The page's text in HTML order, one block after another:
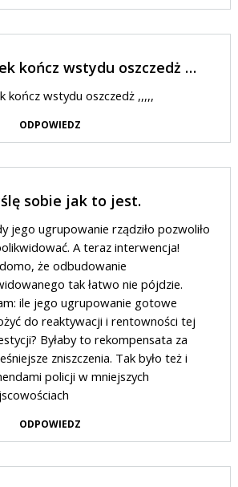
kończ wstydu oszczedż …
kończ wstydu oszczedż ,,,,,
ODPOWIEDZ
sobie jak to jest.
jego ugrupowanie rządziło pozwoliło
A teraz interwencja!
że odbudowanie
tak łatwo nie pójdzie.
ile jego ugrupowanie gotowe
do reaktywacji i rentowności tej
Byłaby to rekompensata za
zniszczenia. Tak było też i
policji w mniejszych
ODPOWIEDZ